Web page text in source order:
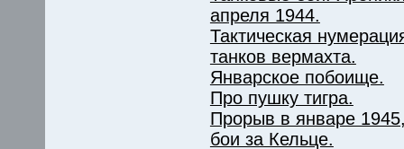
апреля 1944.
Тактическая
танков вермахта.
Январское побоище.
Про пушку тигра.
Прорыв в январе
бои за Кельце.